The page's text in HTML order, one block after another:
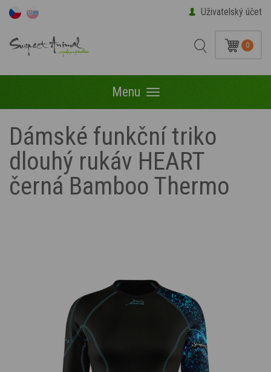
Uživatelský účet
0
Menu Menu
Dámské funkční triko
dlouhý rukáv HEART
černá Bamboo Thermo